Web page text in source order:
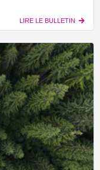
LIRE LE BULLETIN